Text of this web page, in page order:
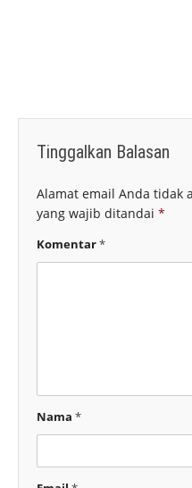
Tinggalkan Balasan
Alamat email Anda tidak
yang wajib ditandai *
Komentar*
Nama *